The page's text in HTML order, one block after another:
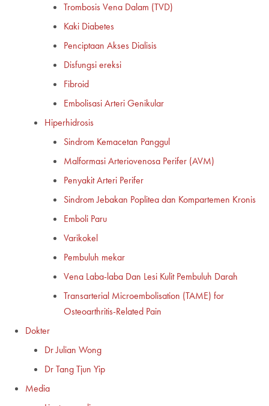
Trombosis Vena Dalam (TVD)
Kaki Diabetes
Penciptaan Akses Dialisis
Disfungsi ereksi
Fibroid
Embolisasi Arteri Genikular
Hiperhidrosis
Sindrom Kemacetan Panggul
Malformasi Arteriovenosa Perifer (AVM)
Penyakit Arteri Perifer
Sindrom Jebakan Poplitea dan Kompartemen Kronis
Emboli Paru
Varikokel
Pembuluh mekar
Vena Laba-laba Dan Lesi Kulit Pembuluh Darah
Transarterial Microembolisation (TAME) for
Osteoarthritis-Related Pain
Dokter
Dr Julian Wong
Dr Tang Tjun Yip
Media